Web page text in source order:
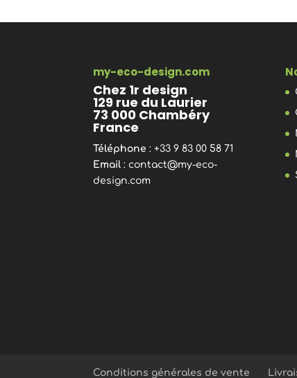
my-eco-design.com
Chez 1r design
129 rue du Laurier
73 000 Chambéry
France
Téléphone : +33 9 83 00 58 71
Email : contact@my-eco-
design.com
Conditions générales de vente